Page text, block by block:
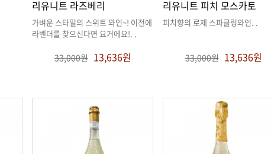
리유니트 라즈베리
라벤더를 찾으신다면 요거에요!. .
33,000원 13,636원
리유니트 피치 모스카토
피치향의 로제 스파클링와인. .
33,000원 13,636원